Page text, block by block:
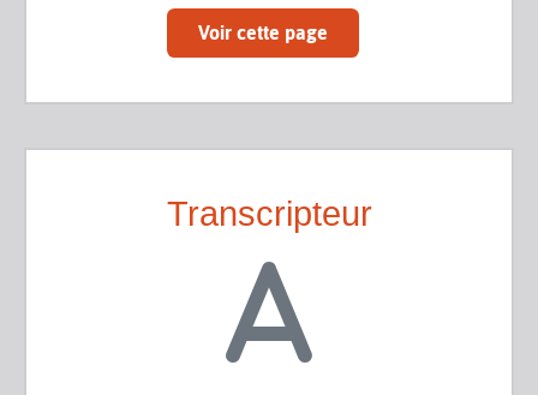
Voir cette page
Transcripteur